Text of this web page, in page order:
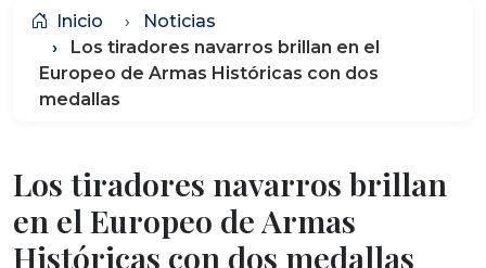
Inicio
Noticias
Los tiradores navarros brillan en el
Europeo de Armas Históricas con dos
medallas
Los tiradores navarros brillan
en el Europeo de Armas
Históricas con dos medallas